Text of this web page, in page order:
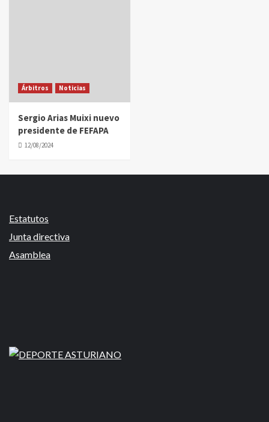
Árbitros Noticias
Sergio Arias Muixi nuevo
presidente de FEFAPA
12/08/2024
Estatutos
Junta directiva
Asamblea